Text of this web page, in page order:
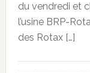
du vendredi et
l’usine BRP-
des Rotax […]